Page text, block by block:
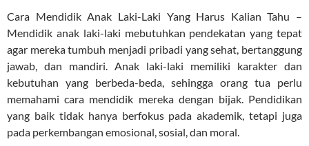
Cara Mendidik Anak Laki-Laki Yang Harus Kalian Tahu –
Mendidik anak laki-laki mebutuhkan pendekatan yang tepat
agar mereka tumbuh menjadi pribadi yang sehat, bertanggung
jawab, dan mandiri. Anak laki-laki memiliki karakter dan
kebutuhan yang berbeda-beda, sehingga orang tua perlu
memahami cara mendidik mereka dengan bijak. Pendidikan
yang baik tidak hanya berfokus pada akademik, tetapi juga
pada perkembangan emosional, sosial, dan moral.